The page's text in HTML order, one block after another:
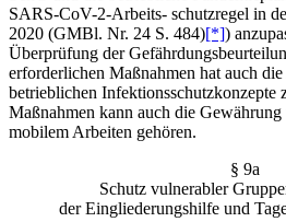
SARS-CoV-2-Arbeits- schutzregel in
2020 (GMBl. Nr. 24 S. 484)[*])
Überprüfung der
erforderlichen Maß­nahmen hat auch
betrieblichen Infektionsschutzkonzepte
Maßnahmen kann auch die
mobilem Arbei­ten gehören.
§ 9a
Schutz vulnerabler
der Eingliederungshilfe und